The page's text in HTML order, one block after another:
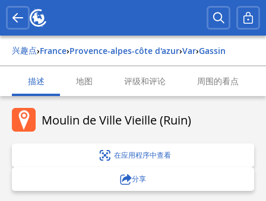
兴趣点› france› provence-alpes-côte d'azur› var› gassin
描述 地图 评级和评论 周围的看点
Moulin de Ville Vieille (Ruin)
在应用程序中查看
分享